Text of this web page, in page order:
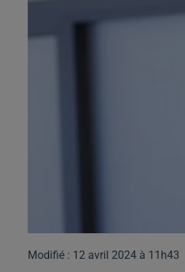
Modifié : 12 avril 2024 à 11h43